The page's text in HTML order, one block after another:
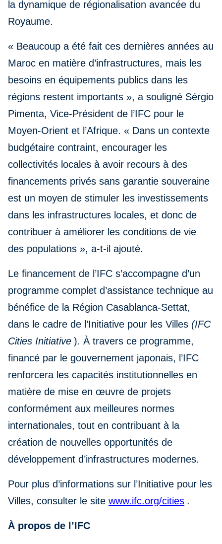
la dynamique de régionalisation avancée du
Royaume.
« Beaucoup a été fait ces dernières années au
Maroc en matière d’infrastructures, mais les
besoins en équipements publics dans les
régions restent importants », a souligné Sérgio
Pimenta, Vice-Président de l’IFC pour le
Moyen-Orient et l’Afrique. « Dans un contexte
budgétaire contraint, encourager les
collectivités locales à avoir recours à des
financements privés sans garantie souveraine
est un moyen de stimuler les investissements
dans les infrastructures locales, et donc de
contribuer à améliorer les conditions de vie
des populations », a-t-il ajouté.
Le financement de l’IFC s’accompagne d’un
programme complet d’assistance technique au
bénéfice de la Région Casablanca-Settat,
dans le cadre de l’Initiative pour les Villes (IFC
Cities Initiative ). À travers ce programme,
financé par le gouvernement japonais, l’IFC
renforcera les capacités institutionnelles en
matière de mise en œuvre de projets
conformément aux meilleures normes
internationales, tout en contribuant à la
création de nouvelles opportunités de
développement d’infrastructures modernes.
Pour plus d’informations sur l’Initiative pour les
Villes, consulter le site www.ifc.org/cities .
À propos de l’IFC